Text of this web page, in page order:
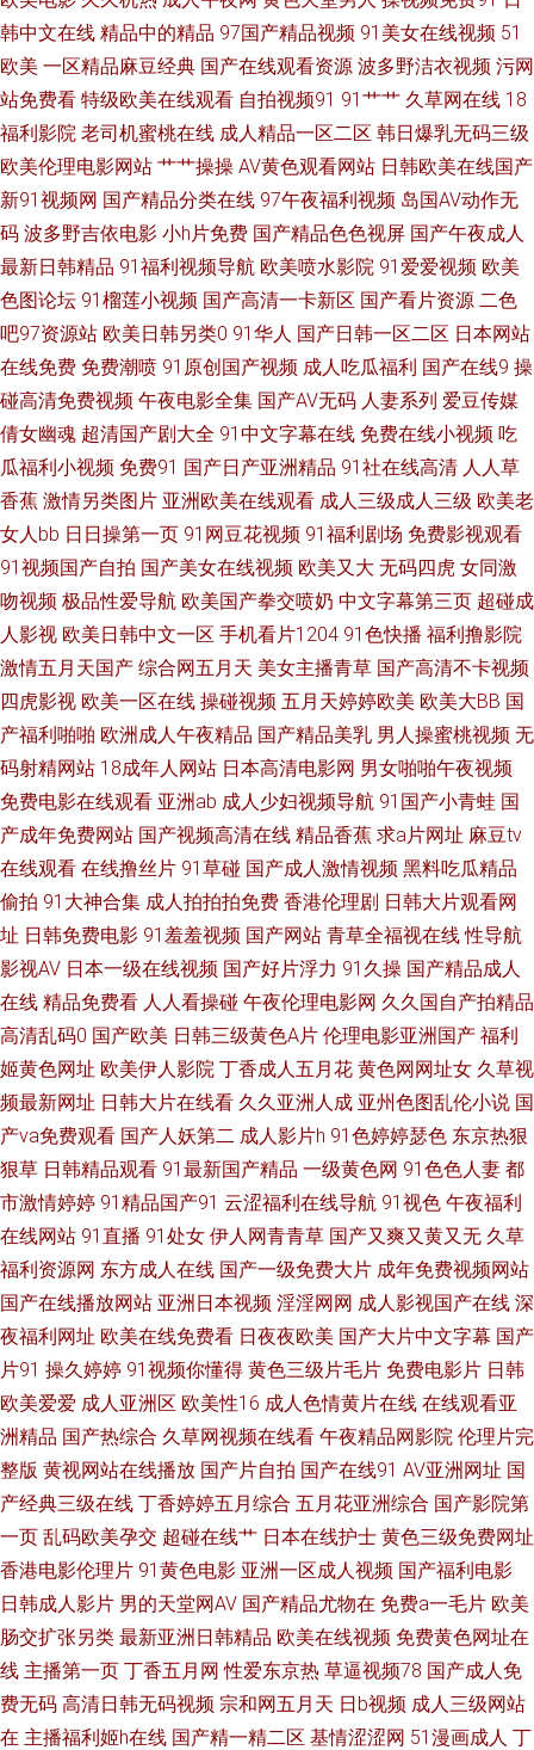
产欧美在线视频 亚洲欧美综合国产不卡 好资源免费 亚洲天堂一区二区三区
好看的高清热 亚洲另类中 国产专区路线 亚洲精品综 国偷自拍 曰韩国产高清
国产欧美日韩一 国产成人东方AV 中文字幕电影 魅影视频 综合免费高清欧美
免费人成视 综合av另类 蜜桃制作厂激情尤物 综合色成 美女张开双腿让男 最
新最好看的热门电影 能电脑在线看的中文ts人妖黄色电影网站 在线亚洲国片
人视频 男女九九免费视频 91精品欧美 欧美日b视频 99导航 片在线观看 jk白
丝被c 日本AA网站 草莓影视 日本韩国欧美色三级 按摩做爰A片在线播放 日
本sm/ 菠萝视屏在线 人妖自慰射精合集 成全二人世界免费观看 日本中文在
线播放 国产一级内 在线观看免费视频高清电视剧 日韩全球免费视频 电影电
视剧 日韩亚洲国产日本 高清国产一区 手机免费看电影 国产精品扒开腿做爽
爽 天天干人人乐 国产精品成人h视频 婷婷五月天第五页 国产精品日韩综合图
美 91九色蝌蚪 欧美日韩国产有线 97免费在线视频 草莓视频在线观看 色欲中
文导航网站 国产精品视频二区不卡 午夜視頻免 黄页污视频 一级大片 玖玖资
源免费国产在线 免费最新电影 97伊人豆花 人人澡在线精品视频 成人免费一
日韩一区二区电影 国产TS在线免费 五月色丁香综缴合 国产网址 亚洲黄色电
影1 狠狠狠综合色 用快播看 狼友视频 最新国产在线不卡v 农村一丝不拉演 麻
豆一二区 91丝腿 天天香蕉网 国产内射播放 成全视频在线观看免费观看片 欧
美日韩亚州国产 avtt一牛网 日韩电影免费在线观看 豆花入口 四色五月天 国
产美女视频免费 香蕉视频黄下载 国产淫欲精品 亚洲综合自拍a片 看国产电影
91超在碰 青娱乐激情网 岛国搬运最新网址 久章草在线视频观看 18欧美午夜
网站 欧美日韩ab片 财神影院 兽王在线观看完 国产深喉口爆露脸视频 亚洲日
韩二区在线观看 精品一区中文字 中日文字字幕乱码视 欧美操人 a片传媒 男
人社区天堂 日本不卡一区二区三 日本一区二区三区免费播放视频站 美女操
鸡 国产日产欧产美韩系列 豆花导航福利 97在线播放免费观看全集电视剧97
洲综人网 老司机午夜免费影院 91超碰在线内射 欧美久草网 豆花国产 未满十
八18 国产天天操天天爽 亚洲视频一区在线播放 久久婷婷国产综合韩欧美 欧
美精品一区二区三 成全高清视频免费观看动漫版 手机在线看永 国产视频不
韩中文在线 精品中的精品 97国产精品视频 91美女在线视频 51
欧美 一区精品麻豆经典 国产在线观看资源 波多野洁衣视频 污网
站免费看 特级欧美在线观看 自拍视频91 91艹艹 久草网在线 18
福利影院 老司机蜜桃在线 成人精品一区二区 韩日爆乳无码三级
欧美伦理电影网站 艹艹操操 AV黄色观看网站 日韩欧美在线国产
新91视频网 国产精品分类在线 97午夜福利视频 岛国AV动作无
码 波多野吉依电影 小h片免费 国产精品色色视屏 国产午夜成人
最新日韩精品 91福利视频导航 欧美喷水影院 91爱爱视频 欧美
色图论坛 91榴莲小视频 国产高清一卡新区 国产看片资源 二色
吧97资源站 欧美日韩另类0 91华人 国产日韩一区二区 日本网站
在线免费 免费潮喷 91原创国产视频 成人吃瓜福利 国产在线9 操
碰高清免费视频 午夜电影全集 国产AV无码 人妻系列 爱豆传媒
倩女幽魂 超清国产剧大全 91中文字幕在线 免费在线小视频 吃
瓜福利小视频 免费91 国产日产亚洲精品 91社在线高清 人人草
香蕉 激情另类图片 亚洲欧美在线观看 成人三级成人三级 欧美老
女人bb 日日操第一页 91网豆花视频 91福利剧场 免费影视观看
91视频国产自拍 国产美女在线视频 欧美又大 无码四虎 女同激
吻视频 极品性爱导航 欧美国产拳交喷奶 中文字幕第三页 超碰成
人影视 欧美日韩中文一区 手机看片1204 91色快播 福利撸影院
激情五月天国产 综合网五月天 美女主播青草 国产高清不卡视频
四虎影视 欧美一区在线 操碰视频 五月天婷婷欧美 欧美大BB 国
产福利啪啪 欧洲成人午夜精品 国产精品美乳 男人操蜜桃视频 无
码射精网站 18成年人网站 日本高清电影网 男女啪啪午夜视频
免费电影在线观看 亚洲ab 成人少妇视频导航 91国产小青蛙 国
产成年免费网站 国产视频高清在线 精品香蕉 求a片网址 麻豆tv
在线观看 在线撸丝片 91草碰 国产成人激情视频 黑料吃瓜精品
偷拍 91大神合集 成人拍拍拍免费 香港伦理剧 日韩大片观看网
址 日韩免费电影 91羞羞视频 国产网站 青草全福视在线 性导航
影视AV 日本一级在线视频 国产好片浮力 91久操 国产精品成人
在线 精品免费看 人人看操碰 午夜伦理电影网 久久国自产拍精品
高清乱码0 国产欧美 日韩三级黄色A片 伦理电影亚洲国产 福利
姬黄色网址 欧美伊人影院 丁香成人五月花 黄色网网址女 久草视
频最新网址 日韩大片在线看 久久亚洲人成 亚州色图乱伦小说 国
产va免费观看 国产人妖第二 成人影片h 91色婷婷瑟色 东京热狠
狠草 日韩精品观看 91最新国产精品 一级黄色网 91色色人妻 都
市激情婷婷 91精品国产91 云涩福利在线导航 91视色 午夜福利
在线网站 91直播 91处女 伊人网青青草 国产又爽又黄又无 久草
福利资源网 东方成人在线 国产一级免费大片 成年免费视频网站
国产在线播放网站 亚洲日本视频 淫淫网网 成人影视国产在线 深
夜福利网址 欧美在线免费看 日夜夜欧美 国产大片中文字幕 国产
片91 操久婷婷 91视频你懂得 黄色三级片毛片 免费电影片 日韩
欧美爱爱 成人亚洲区 欧美性16 成人色情黄片在线 在线观看亚
洲精品 国产热综合 久草网视频在线看 午夜精品网影院 伦理片完
整版 黄视网站在线播放 国产片自拍 国产在线91 AV亚洲网址 国
产经典三级在线 丁香婷婷五月综合 五月花亚洲综合 国产影院第
一页 乱码欧美孕交 超碰在线艹 日本在线护士 黄色三级免费网址
香港电影伦理片 91黄色电影 亚洲一区成人视频 国产福利电影
日韩成人影片 男的天堂网AV 国产精品尤物在 免费a一毛片 欧美
肠交扩张另类 最新亚洲日韩精品 欧美在线视频 免费黄色网址在
线 主播第一页 丁香五月网 性爱东京热 草逼视频78 国产成人免
费无码 高清日韩无码视频 宗和网五月天 日b视频 成人三级网站
在 主播福利姬h在线 国产精一精二区 基情涩涩网 51漫画成人 丁